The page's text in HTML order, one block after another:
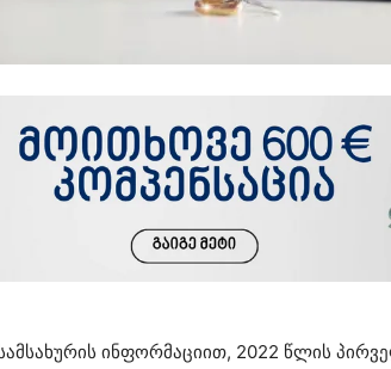
ინფორმაციით, 2022 წლის